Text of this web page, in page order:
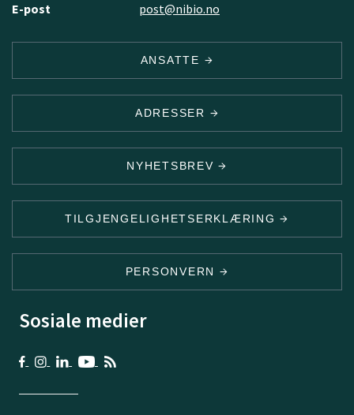
E-post
post@nibio.no
ANSATTE
ADRESSER
NYHETSBREV
TILGJENGELIGHETSERKLÆRING
PERSONVERN
Sosiale medier